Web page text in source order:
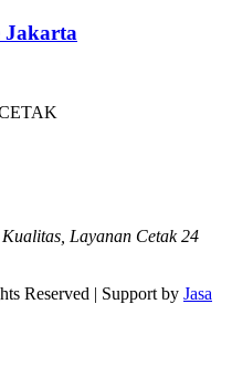
Jakarta
Layanan Cetak 24
Reserved | Support by Jasa